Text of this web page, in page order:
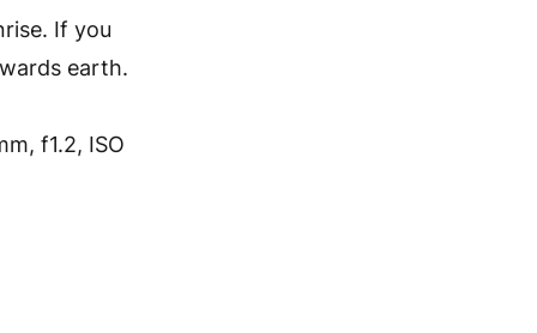
If you
earth.
f1.2, ISO